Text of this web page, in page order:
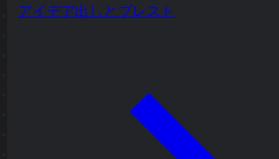
アイデア出しとブレスト